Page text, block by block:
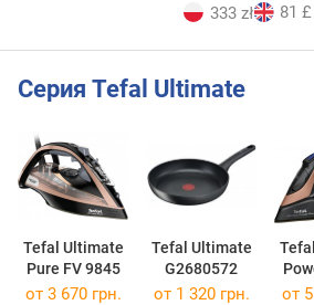
333 zł 81 £
Серия Tefal Ultimate
Tefal Ultimate
Pure FV 9845
Tefal Ultimate
G2680572
от 3 670 грн. от 1 320 грн. от